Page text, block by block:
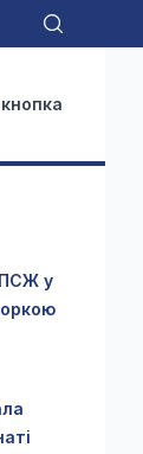
ПСЖ у